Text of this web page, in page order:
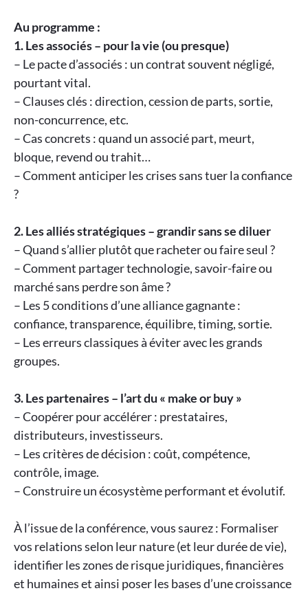
Au programme :
1. Les associés – pour la vie (ou presque)
– Le pacte d’associés : un contrat souvent négligé,
pourtant vital.
– Clauses clés : direction, cession de parts, sortie,
non-concurrence, etc.
– Cas concrets : quand un associé part, meurt,
bloque, revend ou trahit…
– Comment anticiper les crises sans tuer la confiance
?
2. Les alliés stratégiques – grandir sans se diluer
– Quand s’allier plutôt que racheter ou faire seul ?
– Comment partager technologie, savoir-faire ou
marché sans perdre son âme ?
– Les 5 conditions d’une alliance gagnante :
confiance, transparence, équilibre, timing, sortie.
– Les erreurs classiques à éviter avec les grands
groupes.
3. Les partenaires – l’art du « make or buy »
– Coopérer pour accélérer : prestataires,
distributeurs, investisseurs.
– Les critères de décision : coût, compétence,
contrôle, image.
– Construire un écosystème performant et évolutif.
À l’issue de la conférence, vous saurez : Formaliser
vos relations selon leur nature (et leur durée de vie),
identifier les zones de risque juridiques, financières
et humaines et ainsi poser les bases d’une croissance